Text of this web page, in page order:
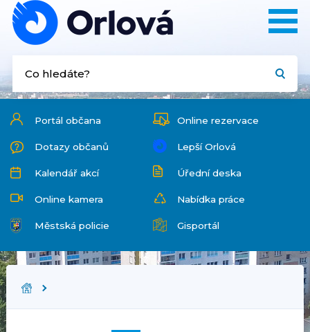
Portál občana Online rezervace
Dotazy občanů Lepší Orlová
Kalendář akcí Úřední deska
Online kamera Nabídka práce
Městská policie Gisportál